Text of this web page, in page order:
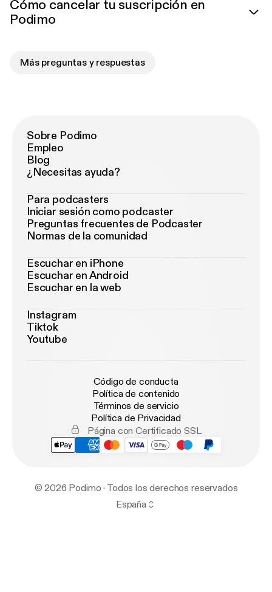
Cómo cancelar tu suscripción en
Podimo
Más preguntas y respuestas
Sobre Podimo
Empleo
Blog
¿Necesitas ayuda?
Para podcasters
Iniciar sesión como podcaster
Preguntas frecuentes de Podcaster
Normas de la comunidad
Escuchar en iPhone
Escuchar en Android
Escuchar en la web
Instagram
Tiktok
Youtube
Código de conducta
Política de contenido
Términos de servicio
Política de Privacidad
Página con Certificado SSL
© 2026 Podimo · Todos los derechos reservados
España